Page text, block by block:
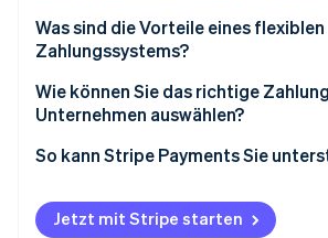
Jetzt ansehen
3. Das System erhält die
4. Das System rechnet die Gelder ab
E-Commerce-Unternehmen sollten
Zahlungsgewohnheiten und
Physische Einzelhandelsgeschäfte
Zuverlässigkeit in den Vordergrund
Plattformen und Marktplätze
Auszahlungen, Verifizierung und
Was sind die Vorteile eines flexiblen
Zahlungssystems?
Höhere Konversionsrate und
Niedrigere Kosten und geringeres
Ein System und sauberere Abläufe
Wie können Sie das richtige
Unternehmen auswählen?
Beginnen Sie mit Ihren Kundinnen
Stimmen Sie das System auf Ihr
ab
So kann Stripe Payments Sie
Jetzt mit Stripe starten